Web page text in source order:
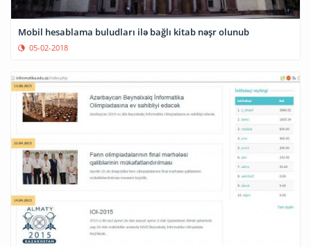
Mobil hesablama buludları ilə bağlı kitab nəşr olunub
05-02-2018